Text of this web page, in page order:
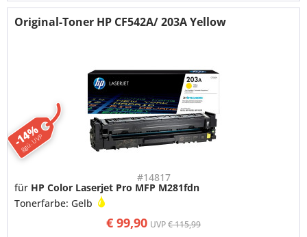
-14%
ggü. UVP
Original-Toner HP CF542A/ 203A Yellow
#14817
€ 99,90 UVP€ 115,99
für HP Color Laserjet Pro MFP M281fdn
Tonerfarbe: Gelb